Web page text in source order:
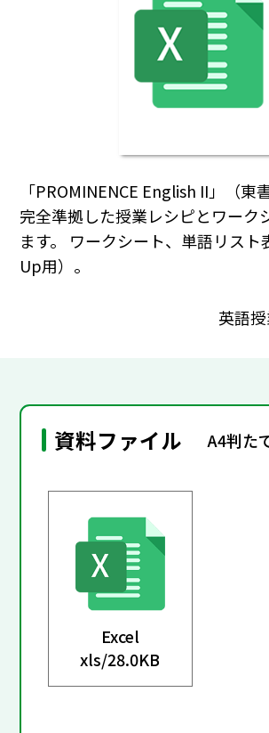
「PROMINENCE English II」（
完全準拠した授業レシピとワーク
ます。 ワークシート、単語リス
Up用）。
英語
資料ファイル A4判た
Excel
xls/28.0KB